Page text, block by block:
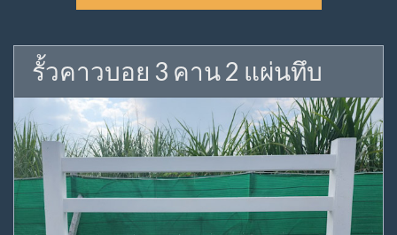
รั้วคาวบอย 3 คาน 2 แผ่นทึบ